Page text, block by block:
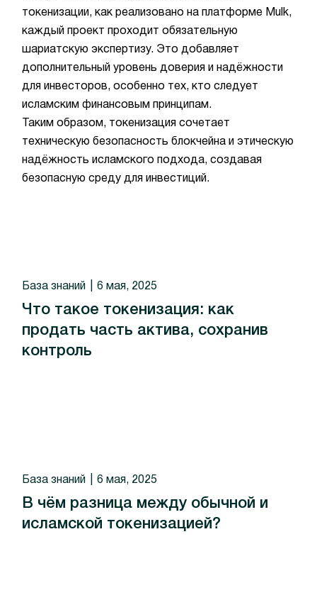
токенизации, как реализовано на платформе Mulk,
каждый проект проходит обязательную
шариатскую экспертизу. Это добавляет
дополнительный уровень доверия и надёжности
для инвесторов, особенно тех, кто следует
исламским финансовым принципам.
Таким образом, токенизация сочетает
техническую безопасность блокчейна и этическую
надёжность исламского подхода, создавая
безопасную среду для инвестиций.
База знаний 6 мая, 2025
Что такое токенизация: как
продать часть актива, сохранив
контроль
База знаний 6 мая, 2025
В чём разница между обычной и
исламской токенизацией?